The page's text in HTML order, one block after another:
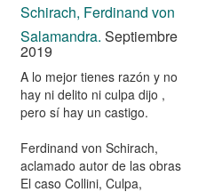
Schirach, Ferdinand von
Salamandra. Septiembre
2019
A lo mejor tienes razón y no
hay ni delito ni culpa dijo ,
pero sí hay un castigo.
Ferdinand von Schirach,
aclamado autor de las obras
El caso Collini, Culpa,